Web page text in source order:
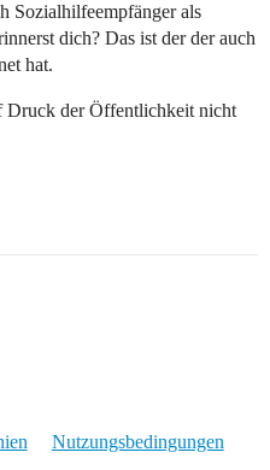
Sozialhilfeempfänger als
dich? Das ist der der auch
hat.
Druck der Öffentlichkeit nicht
Nutzungsbedingungen